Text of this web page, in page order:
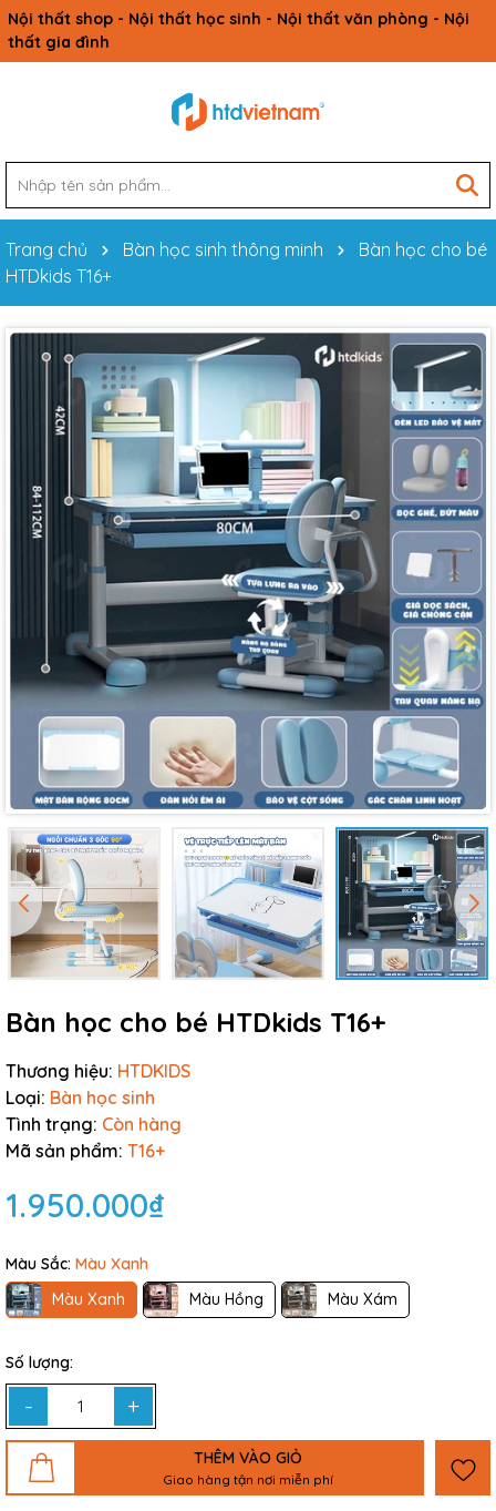
Nội thất shop - Nội thất học sinh - Nội thất văn phòng - Nội
thất gia đình
Trang chủ Bàn học sinh thông minh
Bàn học cho bé
HTDkids T16+
Bàn học cho bé HTDkids T16+
Thương hiệu: HTDKIDS
Loại: Bàn học sinh
Tình trạng: Còn hàng
Mã sản phẩm: T16+
1.950.000₫
Màu Sắc: Màu Xanh
Màu Xanh
Màu Hồng Màu Xám
Số lượng:
- +
THÊM VÀO GIỎ
Giao hàng tận nơi miễn phí